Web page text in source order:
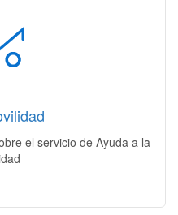
el servicio de Ayuda a la